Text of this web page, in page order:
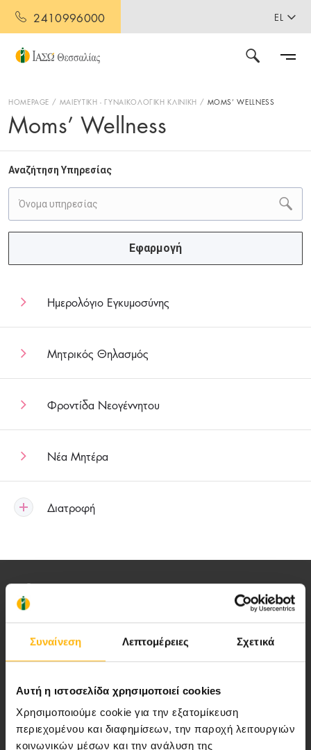
Συναίνεση Λεπτομέρειες Σχετικά
Αυτή η ιστοσελίδα χρησιμοποιεί cookies
Χρησιμοποιούμε cookie για την εξατομίκευση
περιεχομένου και διαφημίσεων, την παροχή λειτουργιών
κοινωνικών μέσων και την ανάλυση της
2410996000 EL
HOMEPAGE ΜΑΙΕΥΤΙΚΗ - ΓΥΝΑΙΚΟΛΟΓΙΚΗ ΚΛΙΝΙΚΗ MOMS’ WELLNESS
Moms’ Wellness
Αναζήτηση Υπηρεσίας
Εφαρμογή
Ημερολόγιο Εγκυμοσύνης
Μητρικός Θηλασμός
Φροντίδα Νεογέννητου
Νέα Μητέρα
Διατροφή
Αποστολή μας να παρέχουμε υψηλής
υγείας.